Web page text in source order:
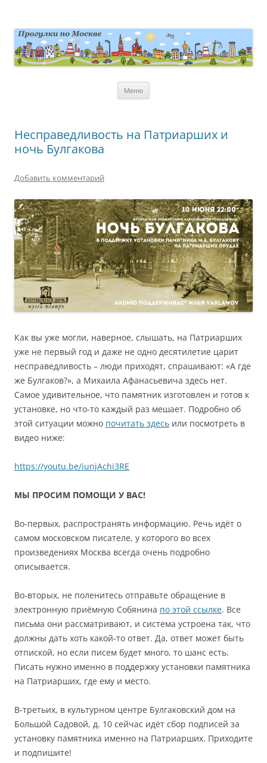
Меню
Несправедливость на Патриарших и
ночь Булгакова
Добавить комментарий
Как вы уже могли, наверное, слышать, на Патриарших
уже не первый год и даже не одно десятилетие царит
несправедливость – люди приходят, спрашивают: «А где
же Булгаков?», а Михаила Афанасьевича здесь нет.
Самое удивительное, что памятник изготовлен и готов к
установке, но что-то каждый раз мешает. Подробно об
этой ситуации можно почитать здесь или посмотреть в
видео ниже:
https://youtu.be/iunjAchi3RE
МЫ ПРОСИМ ПОМОЩИ У ВАС!
Во-первых, распространять информацию. Речь идёт о
самом московском писателе, у которого во всех
произведениях Москва всегда очень подробно
описывается.
Во-вторых, не поленитесь отправьте обращение в
электронную приёмную Собянина по этой ссылке. Все
письма они рассматривают, и система устроена так, что
должны дать хоть какой-то ответ. Да, ответ может быть
отпиской, но если писем будет много, то шанс есть.
Писать нужно именно в поддержку установки памятника
на Патриарших, где ему и место.
В-третьих, в культурном центре Булгаковский дом на
Большой Садовой, д. 10 сейчас идёт сбор подписей за
установку памятника именно на Патриарших. Приходите
и подпишите!